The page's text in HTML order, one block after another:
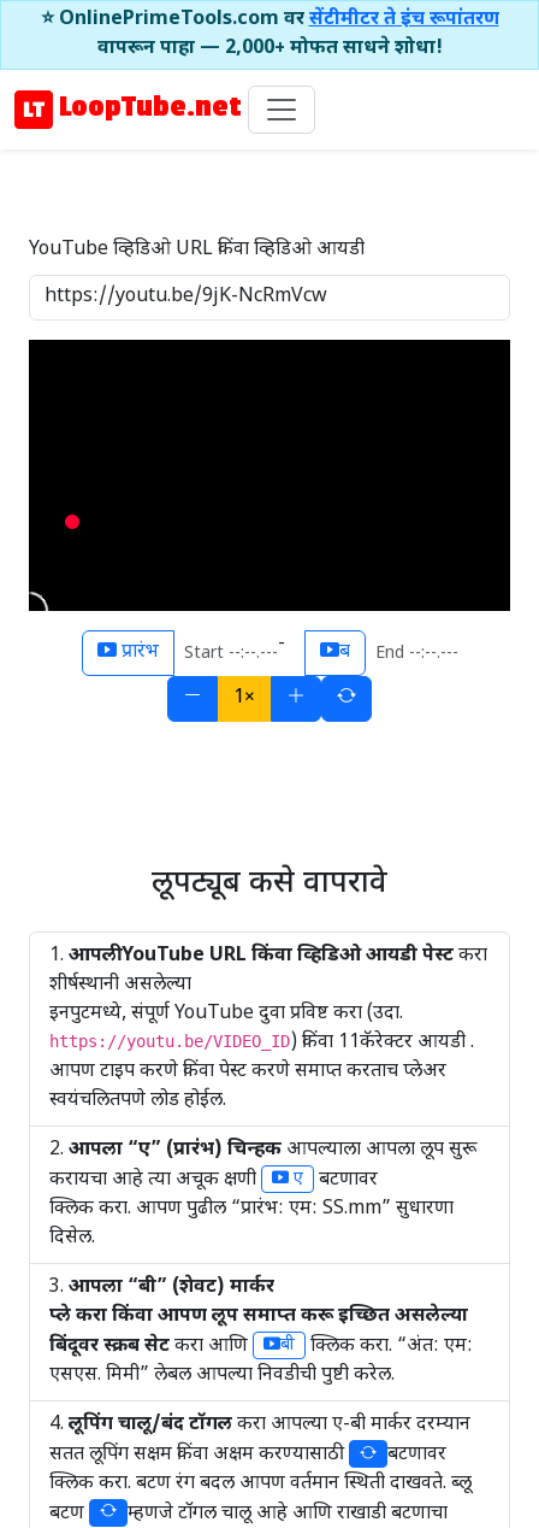
⭐ OnlinePrimeTools.com वरसेंटीमीटर ते इंच रूपांतरण
वापरून पाहा — 2,000+ मोफत साधने शोधा!
LoopTube.net
YouTube व्हिडिओ URL किंवा व्हिडिओ आयडी
प्रारंभ Start --:--.---- ब End --:--.---
1×
लूपट्यूब कसे वापरावे
आपली YouTube URL किंवा व्हिडिओ आयडी पेस्टकरा
शीर्षस्थानी असलेल्या
इनपुटमध्ये, संपूर्ण YouTube दुवा प्रविष्ट करा (उदा.
https://youtu.be/VIDEO_ID) किंवा 11कॅरेक्टर आयडी .
आपण टाइप करणे किंवा पेस्ट करणे समाप्त करताच प्लेअर
स्वयंचलितपणे लोड होईल.
आपला “ए” (प्रारंभ) चिन्हक आपल्याला आपला लूप सुरू
करायचा आहे त्या अचूक क्षणी
ए
बटणावर
क्लिक करा. आपण पुढील “प्रारंभ: एम: SS.mm” सुधारणा
दिसेल.
आपला “बी” (शेवट) मार्कर
प्ले करा किंवा आपण लूप समाप्त करू इच्छित असलेल्या
बिंदूवर स्क्रब सेटकरा आणि बी
क्लिक करा. “अंत: एम:
एसएस. मिमी” लेबल आपल्या निवडीची पुष्टी करेल.
लूपिंग चालू/बंद टॉगलकरा आपल्या ए-बी मार्कर दरम्यान
सतत लूपिंग सक्षम किंवा अक्षम करण्यासाठी
बटणावर
क्लिक करा. बटण रंग बदल आपण वर्तमान स्थिती दाखवते. ब्लू
बटण
म्हणजे टॉगल चालू आहे आणि राखाडी बटणाचा